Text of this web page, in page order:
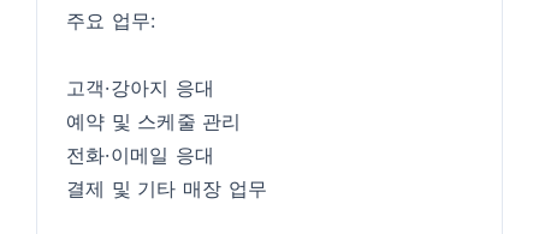
주요 업무:
고객·강아지 응대
예약 및 스케줄 관리
전화·이메일 응대
결제 및 기타 매장 업무